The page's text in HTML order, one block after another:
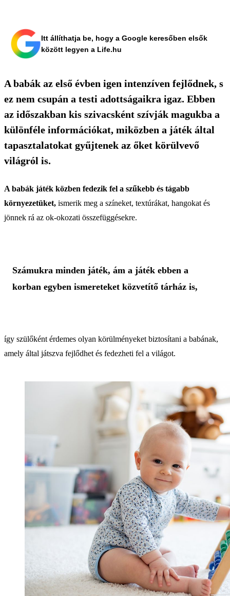
Itt állíthatja be, hogy a Google keresőben elsők
között legyen a Life.hu
A babák az első évben igen intenzíven fejlődnek, s
ez nem csupán a testi adottságaikra igaz. Ebben
az időszakban kis szivacsként szívják magukba a
különféle információkat, miközben a játék által
tapasztalatokat gyűjtenek az őket körülvevő
világról is.
A babák játék közben fedezik fel a szűkebb és tágabb
környezetüket, ismerik meg a színeket, textúrákat, hangokat és
jönnek rá az ok-okozati összefüggésekre.
Számukra minden játék, ám a játék ebben a
korban egyben ismereteket közvetítő tárház is,
így szülőként érdemes olyan körülményeket biztosítani a babának,
amely által játszva fejlődhet és fedezheti fel a világot.